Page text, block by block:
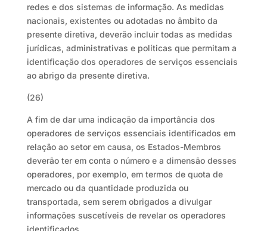
redes e dos sistemas de informação. As medidas
nacionais, existentes ou adotadas no âmbito da
presente diretiva, deverão incluir todas as medidas
jurídicas, administrativas e políticas que permitam a
identificação dos operadores de serviços essenciais
ao abrigo da presente diretiva.
(26)
A fim de dar uma indicação da importância dos
operadores de serviços essenciais identificados em
relação ao setor em causa, os Estados-Membros
deverão ter em conta o número e a dimensão desses
operadores, por exemplo, em termos de quota de
mercado ou da quantidade produzida ou
transportada, sem serem obrigados a divulgar
informações suscetíveis de revelar os operadores
identificados.